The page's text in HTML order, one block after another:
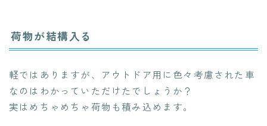
荷物が結構入る
軽ではありますが、アウトドア用に色々考慮された車
なのはわかっていただけたでしょうか？
実はめちゃめちゃ荷物も積み込めます。